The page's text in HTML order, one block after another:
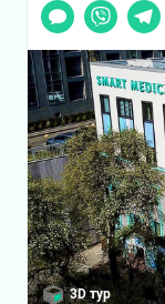
Чат
Viber
3D тур